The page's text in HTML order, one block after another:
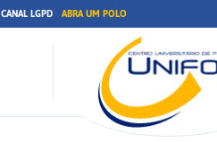
CANAL LGPD ABRA UM POLO